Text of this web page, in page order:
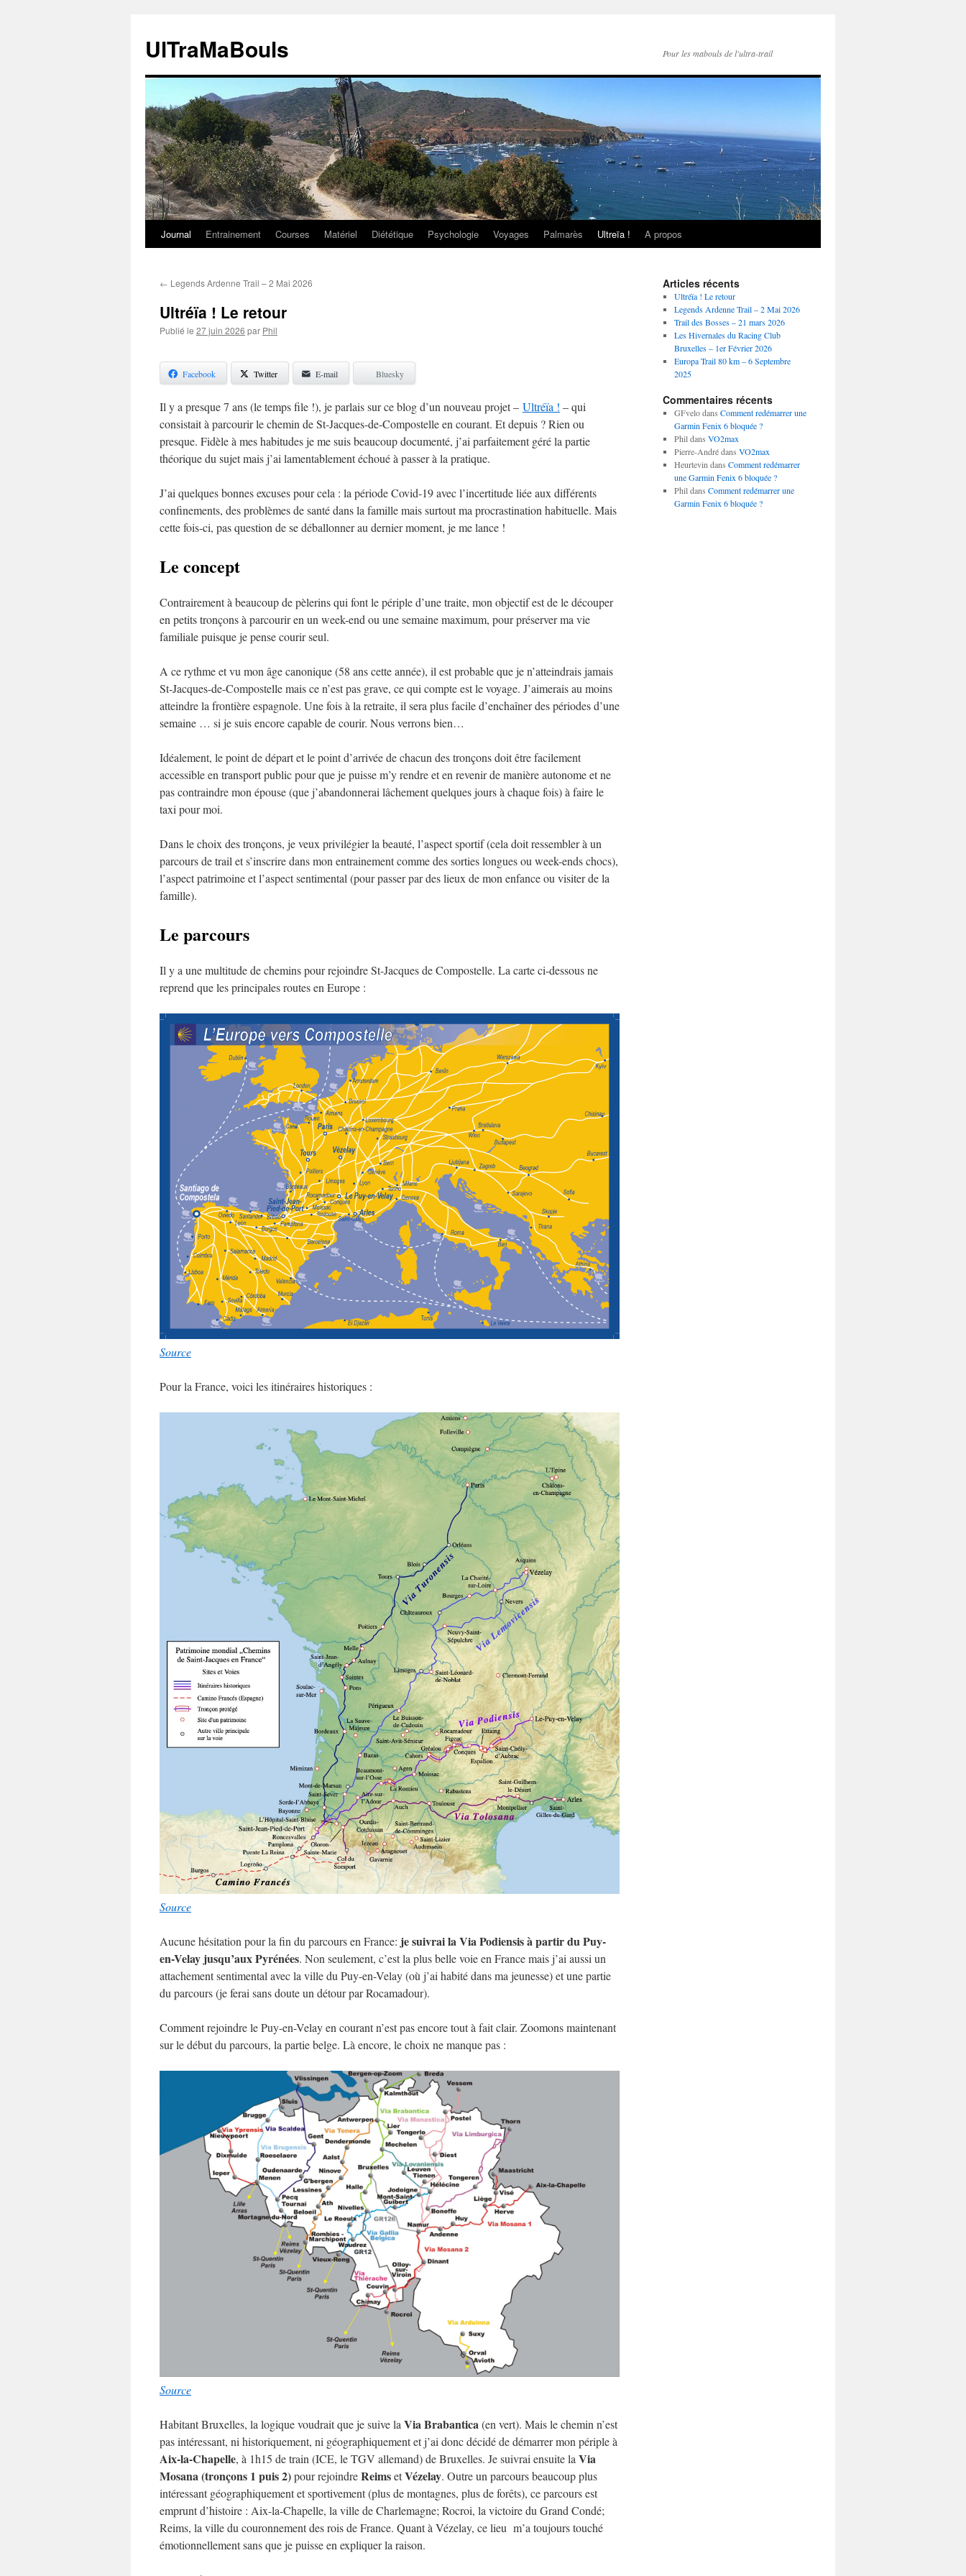
contenu
UlTraMaBouls Pour les mabouls de l'ultra-trail
Journal Entrainement Courses Matériel Diététique Psychologie Voyages Palmarès Ultreïa ! A propos
← Legends Ardenne Trail – 2 Mai 2026
Ultréïa ! Le retour
Publié le 27 juin 2026 par Phil
Facebook Twitter E-mail Bluesky
Il y a presque 7 ans (le temps file !), je parlais sur ce blog d’un nouveau projet – Ultréïa ! – qui
consistait à parcourir le chemin de St-Jacques-de-Compostelle en courant. Et depuis ? Rien ou
presque. Fidèle à mes habitudes je me suis beaucoup documenté, j’ai parfaitement géré la partie
théorique du sujet mais j’ai lamentablement échoué à passer à la pratique.
J’ai quelques bonnes excuses pour cela : la période Covid-19 avec l’incertitude liée aux différents
confinements, des problèmes de santé dans la famille mais surtout ma procrastination habituelle. Mais
cette fois-ci, pas question de se déballonner au dernier moment, je me lance !
Le concept
Contrairement à beaucoup de pèlerins qui font le périple d’une traite, mon objectif est de le découper
en petits tronçons à parcourir en un week-end ou une semaine maximum, pour préserver ma vie
familiale puisque je pense courir seul.
A ce rythme et vu mon âge canonique (58 ans cette année), il est probable que je n’atteindrais jamais
St-Jacques-de-Compostelle mais ce n’est pas grave, ce qui compte est le voyage. J’aimerais au moins
atteindre la frontière espagnole. Une fois à la retraite, il sera plus facile d’enchaîner des périodes d’une
semaine … si je suis encore capable de courir. Nous verrons bien…
Idéalement, le point de départ et le point d’arrivée de chacun des tronçons doit être facilement
accessible en transport public pour que je puisse m’y rendre et en revenir de manière autonome et ne
pas contraindre mon épouse (que j’abandonnerai lâchement quelques jours à chaque fois) à faire le
taxi pour moi.
Dans le choix des tronçons, je veux privilégier la beauté, l’aspect sportif (cela doit ressembler à un
parcours de trail et s’inscrire dans mon entrainement comme des sorties longues ou week-ends chocs),
l’aspect patrimoine et l’aspect sentimental (pour passer par des lieux de mon enfance ou visiter de la
famille).
Le parcours
Il y a une multitude de chemins pour rejoindre St-Jacques de Compostelle. La carte ci-dessous ne
reprend que les principales routes en Europe :
Source
Pour la France, voici les itinéraires historiques :
Source
Aucune hésitation pour la fin du parcours en France: je suivrai la Via Podiensis à partir du Puy-
en-Velay jusqu’aux Pyrénées. Non seulement, c’est la plus belle voie en France mais j’ai aussi un
attachement sentimental avec la ville du Puy-en-Velay (où j’ai habité dans ma jeunesse) et une partie
du parcours (je ferai sans doute un détour par Rocamadour).
Comment rejoindre le Puy-en-Velay en courant n’est pas encore tout à fait clair. Zoomons maintenant
sur le début du parcours, la partie belge. Là encore, le choix ne manque pas :
Source
Habitant Bruxelles, la logique voudrait que je suive la Via Brabantica (en vert). Mais le chemin n’est
pas intéressant, ni historiquement, ni géographiquement et j’ai donc décidé de démarrer mon périple à
Aix-la-Chapelle, à 1h15 de train (ICE, le TGV allemand) de Bruxelles. Je suivrai ensuite la Via
Mosana (tronçons 1 puis 2)pour rejoindreReimsetVézelay. Outre un parcours beaucoup plus
intéressant géographiquement et sportivement (plus de montagnes, plus de forêts), ce parcours est
emprunt d’histoire : Aix-la-Chapelle, la ville de Charlemagne; Rocroi, la victoire du Grand Condé;
Reims, la ville du couronnement des rois de France. Quant à Vézelay, ce lieu m’a toujours touché
émotionnellement sans que je puisse en expliquer la raison.
Articles récents
Ultréïa ! Le retour
Legends Ardenne Trail – 2 Mai 2026
Trail des Bosses – 21 mars 2026
Les Hivernales du Racing Club
Bruxelles – 1er Février 2026
Europa Trail 80 km – 6 Septembre
2025
Commentaires récents
GFvelodans Comment redémarrer une
Garmin Fenix 6 bloquée ?
Phildans VO2max
Pierre-Andrédans VO2max
Heurtevin dans Comment redémarrer
une Garmin Fenix 6 bloquée ?
Phildans Comment redémarrer une
Garmin Fenix 6 bloquée ?